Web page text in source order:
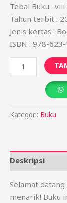
Tebal Buku : viii
Tahun terbit :
Jenis kertas :
ISBN : 978-
Kategori: Buku
Deskripsi
Selamat datang
menarik! Buku